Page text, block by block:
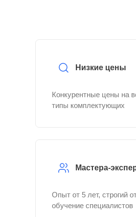
Низкие цены
Конкурентные цены на
типы комплектующих
Мастера-
Опыт от 5 лет, строгий
обучение специалистов